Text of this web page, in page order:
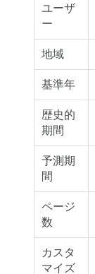
ユーザ
ー
地域
基準年
歴史的
期間
予測期
間
ページ
数
カスタ
マイズ